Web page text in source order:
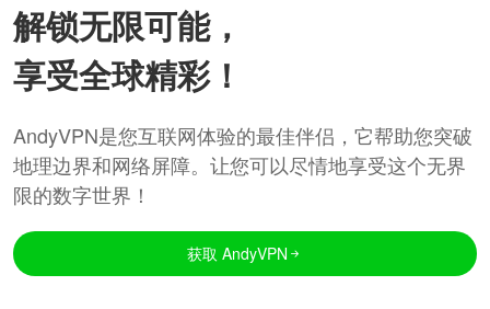
解锁无限可能，
享受全球精彩！
AndyVPN是您互联网体验的最佳伴侣，它帮助您突破
地理边界和网络屏障。让您可以尽情地享受这个无界
限的数字世界！
获取 AndyVPN